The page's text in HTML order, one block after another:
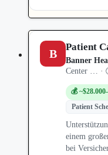
B Patient
Banner
Center … ·
💰
Patient
einem
bei